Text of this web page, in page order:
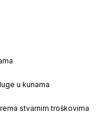
u kunama
stvarnim troškovima